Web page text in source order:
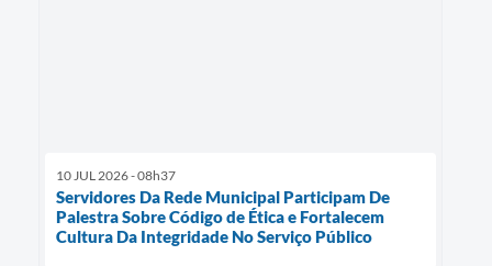
10 JUL 2026 - 08h37
Servidores Da Rede Municipal Participam De
Palestra Sobre Código de Ética e Fortalecem
Cultura Da Integridade No Serviço Público